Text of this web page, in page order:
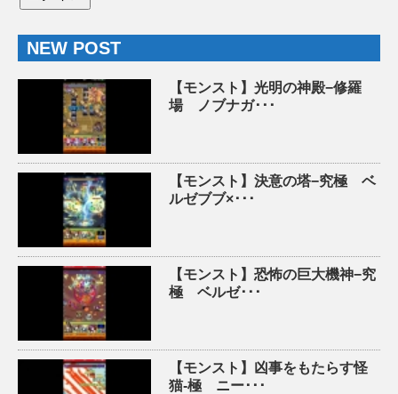
NEW POST
【モンスト】光明の神殿−修羅
場 ノブナガ･･･
【モンスト】決意の塔−究極 ベ
ルゼブブ×･･･
【モンスト】恐怖の巨大機神−究
極 ベルゼ･･･
【モンスト】凶事をもたらす怪
猫-極 ニー･･･